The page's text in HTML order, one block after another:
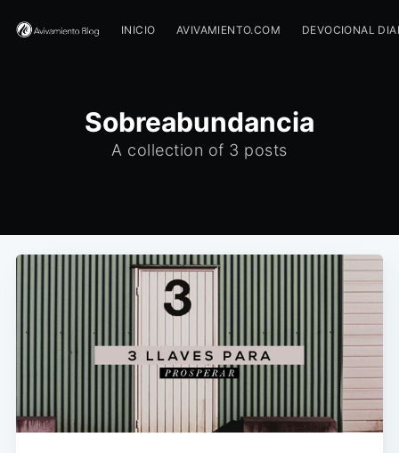
INICIO AVIVAMIENTO.COM DEVOCIONAL
Sobreabundancia
A collection of 3 posts